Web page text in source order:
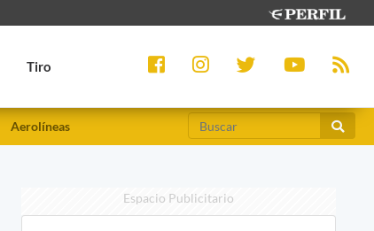
Tiro
Aerolíneas
Espacio Publicitario